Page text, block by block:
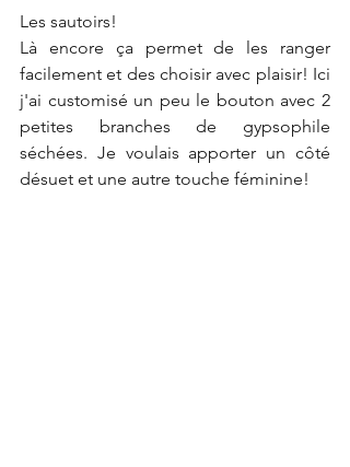
Les sautoirs!
Là encore ça permet de les ranger
facilement et des choisir avec plaisir! Ici
j'ai customisé un peu le bouton avec 2
petites branches de gypsophile
séchées. Je voulais apporter un côté
désuet et une autre touche féminine!